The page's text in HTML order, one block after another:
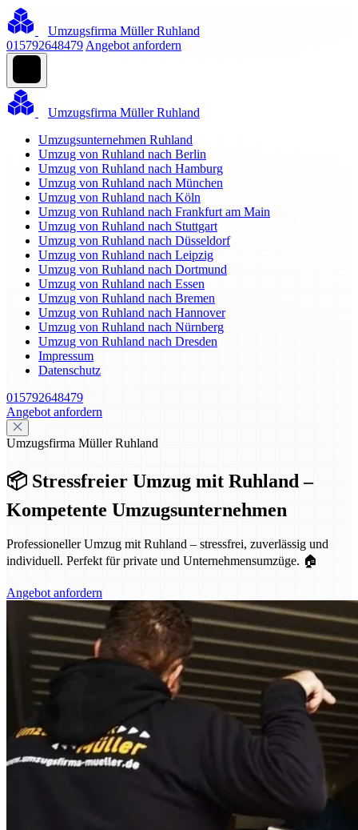
Umzugsfirma Müller Ruhland
015792648479 Angebot anfordern
Umzugsfirma Müller Ruhland
Umzugsunternehmen Ruhland
Umzug von Ruhland nach Berlin
Umzug von Ruhland nach Hamburg
Umzug von Ruhland nach München
Umzug von Ruhland nach Köln
Umzug von Ruhland nach Frankfurt am Main
Umzug von Ruhland nach Stuttgart
Umzug von Ruhland nach Düsseldorf
Umzug von Ruhland nach Leipzig
Umzug von Ruhland nach Dortmund
Umzug von Ruhland nach Essen
Umzug von Ruhland nach Bremen
Umzug von Ruhland nach Hannover
Umzug von Ruhland nach Nürnberg
Umzug von Ruhland nach Dresden
Impressum
Datenschutz
015792648479
Angebot anfordern
Umzugsfirma Müller Ruhland
📦 Stressfreier Umzug mit Ruhland –
Kompetente Umzugsunternehmen
Professioneller Umzug mit Ruhland – stressfrei, zuverlässig und
individuell. Perfekt für private und Unternehmensumzüge. 🏠
Angebot anfordern